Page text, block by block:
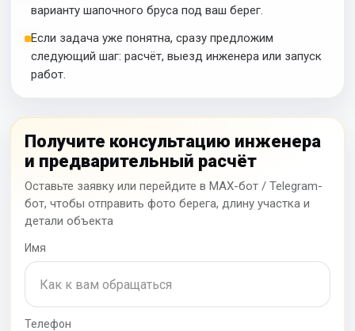
варианту шапочного бруса под ваш берег.
Если задача уже понятна, сразу предложим
следующий шаг: расчёт, выезд инженера или запуск
работ.
Получите консультацию инженера
и предварительный расчёт
Оставьте заявку или перейдите в MAX-бот / Telegram-
бот, чтобы отправить фото берега, длину участка и
детали объекта
Имя
Телефон